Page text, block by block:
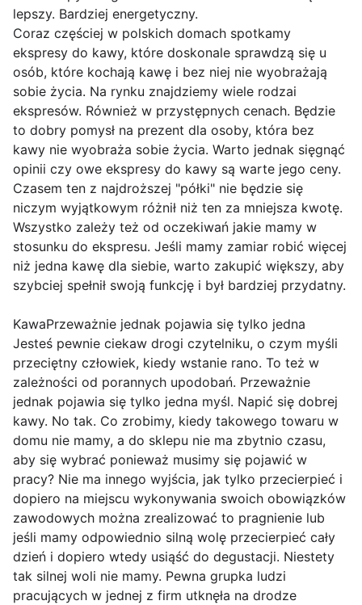
lepszy. Bardziej energetyczny.
Coraz częściej w polskich domach spotkamy
ekspresy do kawy, które doskonale sprawdzą się u
osób, które kochają kawę i bez niej nie wyobrażają
sobie życia. Na rynku znajdziemy wiele rodzai
ekspresów. Również w przystępnych cenach. Będzie
to dobry pomysł na prezent dla osoby, która bez
kawy nie wyobraża sobie życia. Warto jednak sięgnąć
opinii czy owe ekspresy do kawy są warte jego ceny.
Czasem ten z najdroższej "półki" nie będzie się
niczym wyjątkowym różnił niż ten za mniejsza kwotę.
Wszystko zależy też od oczekiwań jakie mamy w
stosunku do ekspresu. Jeśli mamy zamiar robić więcej
niż jedna kawę dla siebie, warto zakupić większy, aby
szybciej spełnił swoją funkcję i był bardziej przydatny.
KawaPrzeważnie jednak pojawia się tylko jedna
Jesteś pewnie ciekaw drogi czytelniku, o czym myśli
przeciętny człowiek, kiedy wstanie rano. To też w
zależności od porannych upodobań. Przeważnie
jednak pojawia się tylko jedna myśl. Napić się dobrej
kawy. No tak. Co zrobimy, kiedy takowego towaru w
domu nie mamy, a do sklepu nie ma zbytnio czasu,
aby się wybrać ponieważ musimy się pojawić w
pracy? Nie ma innego wyjścia, jak tylko przecierpieć i
dopiero na miejscu wykonywania swoich obowiązków
zawodowych można zrealizować to pragnienie lub
jeśli mamy odpowiednio silną wolę przecierpieć cały
dzień i dopiero wtedy usiąść do degustacji. Niestety
tak silnej woli nie mamy. Pewna grupka ludzi
pracujących w jednej z firm utknęła na drodze